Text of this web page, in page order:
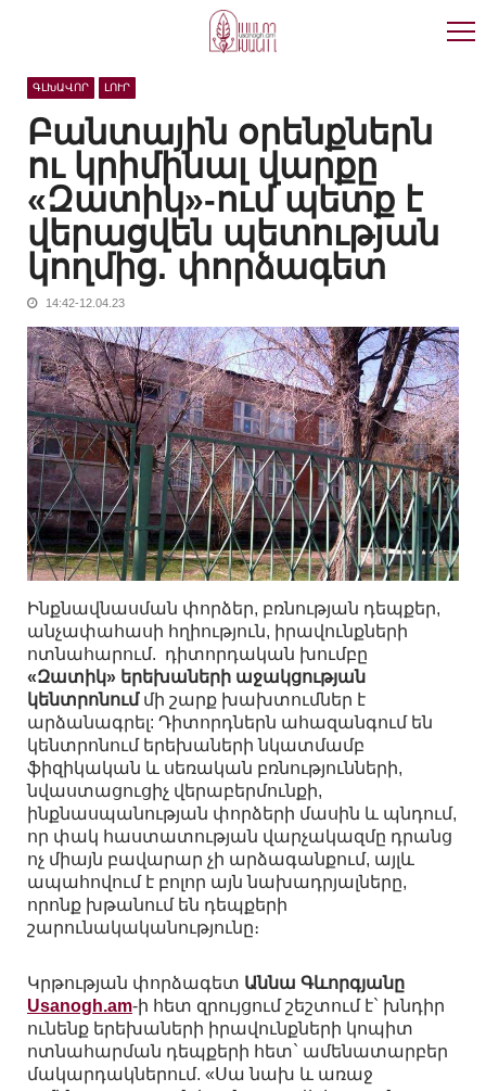
ԳԼԽԱՎՈՐ ԼՈՒՐ
Բանտային օրենքներն
ու կրիմինալ վարքը
«Զատիկ»-ում պետք է
վերացվեն պետության
կողմից. փորձագետ
14:42-12.04.23
Ինքնավնասման փորձեր, բռնության դեպքեր,
անչափահասի հղիություն, իրավունքների
ոտնահարում. դիտորդական խումբը
«Զատիկ» երեխաների աջակցության
կենտրոնումմի շարք խախտումներ է
արձանագրել: Դիտորդներն ահազանգում են
կենտրոնում երեխաների նկատմամբ
ֆիզիկական և սեռական բռնությունների,
նվաստացուցիչ վերաբերմունքի,
ինքնասպանության փորձերի մասին և պնդում,
որ փակ հաստատության վարչակազմը դրանց
ոչ միայն բավարար չի արձագանքում, այլև
ապահովում է բոլոր այն նախադրյալները,
որոնք խթանում են դեպքերի
շարունակականությունը։
Կրթության փորձագետ Աննա Գևորգյանը
Usanogh.am-ի հետ զրույցում շեշտում է` խնդիր
ունենք երեխաների իրավունքների կոպիտ
ոտնահարման դեպքերի հետ` ամենատարբեր
մակարդակներում. «Սա նախ և առաջ